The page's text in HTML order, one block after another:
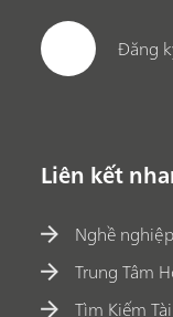
Đăng
Liên kết
Nghề nghiệp
Trung Tâm
Tìm Kiếm